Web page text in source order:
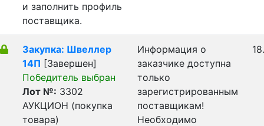
и заполнить профиль
поставщика.
Закупка: Швеллер
14П [Завершен]
Победитель выбран
Лот №: 3302
АУКЦИОН (покупка
товара)
Информация о
заказчике доступна
только
зарегистрированным
поставщикам!
Необходимо